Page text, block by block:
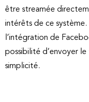
être streamée
intérêts de ce système.
l’intégration de
possibilité d’envoyer
simplicité.